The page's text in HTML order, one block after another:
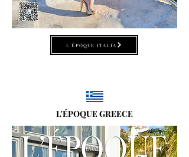
L'ÉPOQUE ITALIA
L'ÉPOQUE GREECE